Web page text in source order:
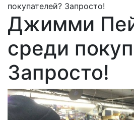
покупателей? Запросто!
Джимми
среди
Запросто!